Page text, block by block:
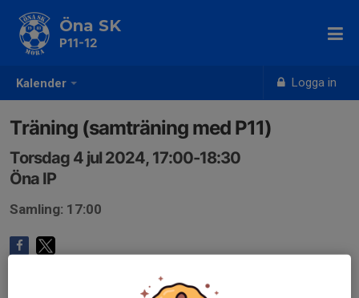
Kalender Logga in
Öna SK
P11-12
Träning (samträning med P11)
Torsdag 4 jul 2024, 17:00-18:30
Öna IP
Samling: 17:00